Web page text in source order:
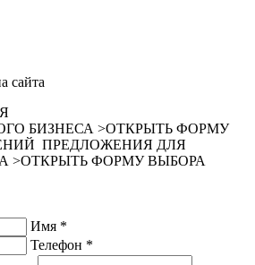
сайта
БИЗНЕСА >ОТКРЫТЬ ФОРМУ
ПРЕДЛОЖЕНИЯ ДЛЯ
>ОТКРЫТЬ ФОРМУ ВЫБОРА
Имя *
Телефон *